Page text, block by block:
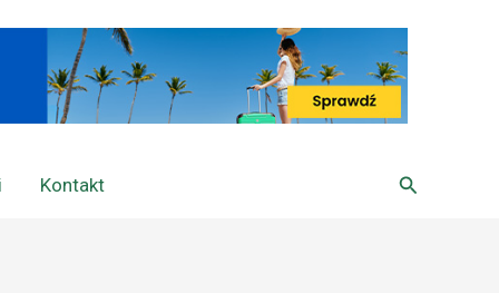
Kontakt Szukaj